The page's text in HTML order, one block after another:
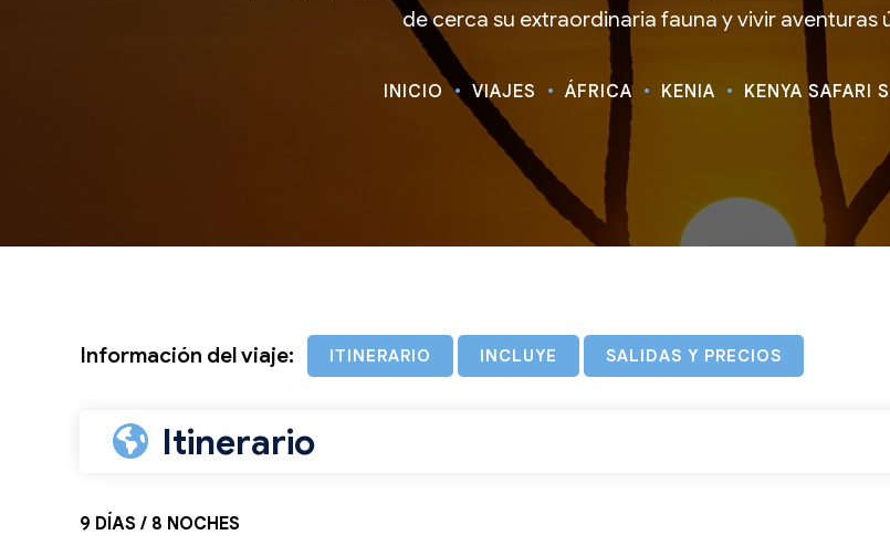
de cerca su extraordinaria fauna y vivir aventuras
INICIO VIAJES ÁFRICA KENIA KENYA SAFARI
Información del viaje: ITINERARIO INCLUYE SALIDAS Y PRECIOS
Itinerario
9 DÍAS / 8 NOCHES